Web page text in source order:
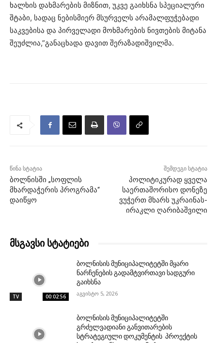
ხალხის დახმარების მიზნით, უკვე გაიხსნა სპეციალური
შტაბი, სადაც ნებისმიერ მსურველს არამალფუჭებადი
საკვებისა და პირველადი მოხმარების ნივთების მიტანა
შეუძლია,”განაცხადა დავით შერაზადიშვილმა.
წინა სტატია
ბოლნისში „სოფლის
მხარდაჭერის პროგრამა“
დაიწყო
შემდეგი სტატია
პოლიტიკურად ყველა
საერთაშორისო დონეზე
ვუჭერთ მხარს უკრაინას-
ირაკლი ღარიბაშვილი
მსგავსი სტატიები
TV 00:02:56
ბოლნისის მუნიციპალიტეტში მყარი
ნარჩენების გადამტვირთავი სადგური
გაიხსნა
აგვისტო 5, 2026
ბოლნისის მუნიციპალიტეტში
გრძელვადიანი განვითარების
სტრატეგიული დოკუმენტის პროექტის